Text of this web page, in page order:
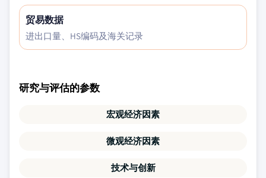
贸易数据
进出口量、HS编码及海关记录
研究与评估的参数
宏观经济因素
微观经济因素
技术与创新